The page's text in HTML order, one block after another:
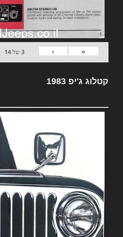
«
‹
3של14
קטלוג ג'יפ 1983